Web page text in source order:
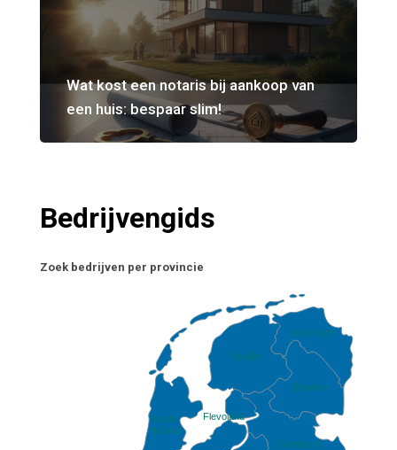
Wat kost een notaris bij aankoop van
een huis: bespaar slim!
Bedrijvengids
Zoek bedrijven per provincie
Drenthe
Flevoland
Fryslân
Groningen
North
Holland
Overijssel